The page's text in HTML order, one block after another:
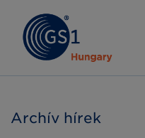
Archív hírek